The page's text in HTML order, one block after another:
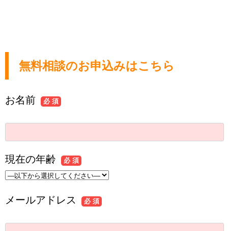
無料相談のお申込みはこちら
お名前 必 須
現在の年齢 必 須
メールアドレス 必 須